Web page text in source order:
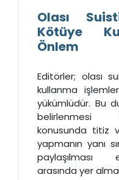
Olası
Kötüye
Önlem
Editörler; olası
kullanma
yükümlüdür. Bu
belirlenmesi
konusunda titiz
yapmanın yanı
paylaşılması
arasında yer